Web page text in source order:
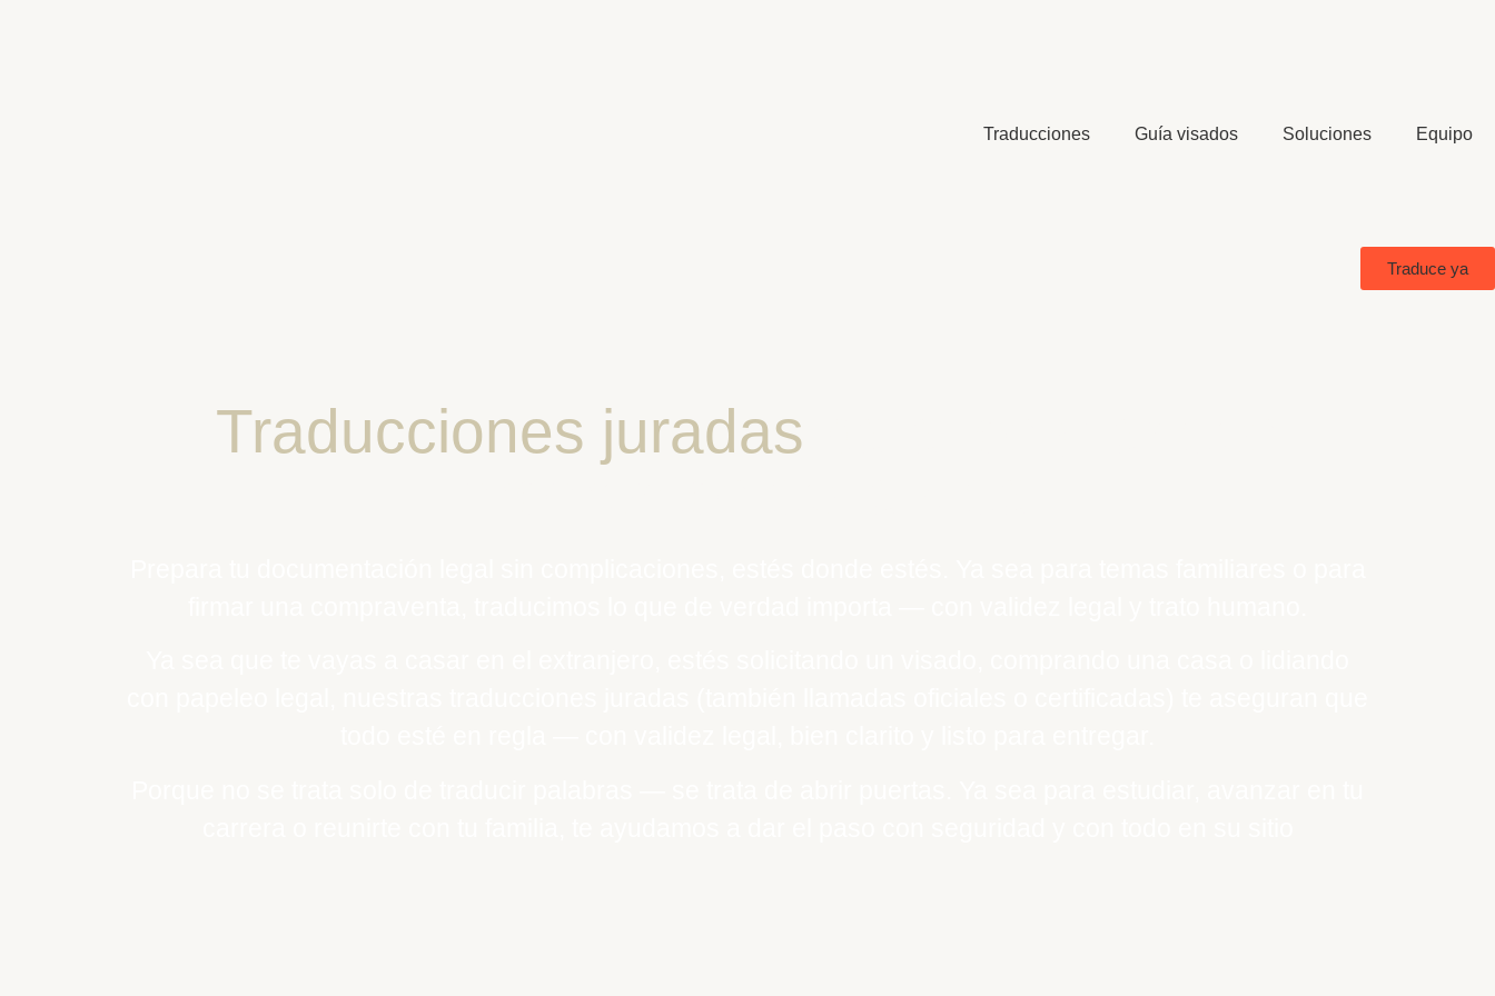
Traducciones Guía visados Soluciones Equipo
Traduce ya
Traducciones juradas